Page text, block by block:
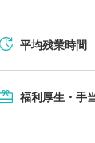
平均残業時間
福利厚生・手